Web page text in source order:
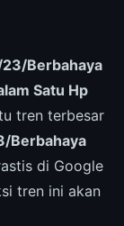
Berbahaya
Satu Hp
tren terbesar
Berbahaya
di Google
tren ini akan